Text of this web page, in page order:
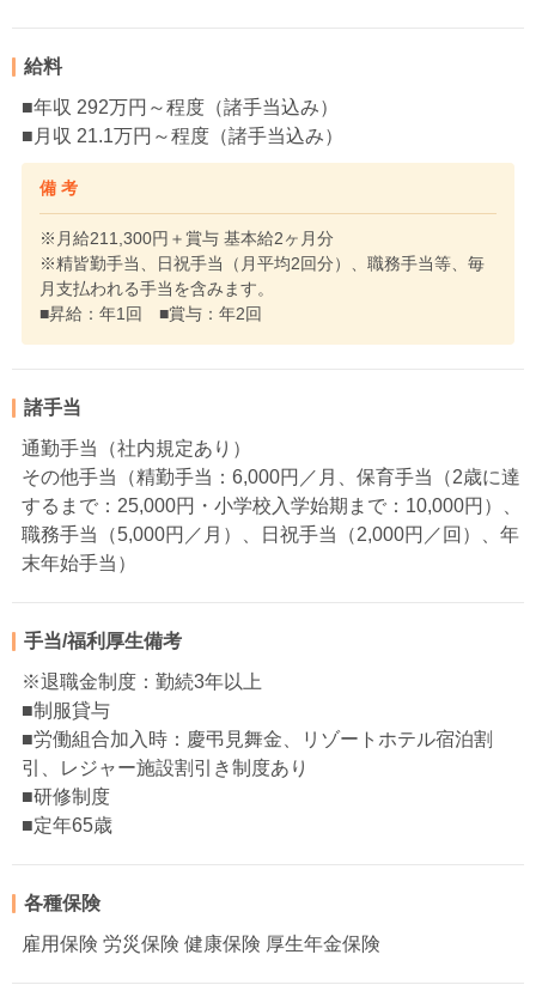
給料
■年収 292万円～程度（諸手当込み）
■月収 21.1万円～程度（諸手当込み）
備 考
※月給211,300円＋賞与 基本給2ヶ月分
※精皆勤手当、日祝手当（月平均2回分）、職務手当等、毎
月支払われる手当を含みます。
■昇給：年1回 ■賞与：年2回
諸手当
通勤手当（社内規定あり）
その他手当（精勤手当：6,000円／月、保育手当（2歳に達
するまで：25,000円・小学校入学始期まで：10,000円）、
職務手当（5,000円／月）、日祝手当（2,000円／回）、年
末年始手当）
手当/福利厚生備考
※退職金制度：勤続3年以上
■制服貸与
■労働組合加入時：慶弔見舞金、リゾートホテル宿泊割
引、レジャー施設割引き制度あり
■研修制度
■定年65歳
各種保険
雇用保険 労災保険 健康保険 厚生年金保険